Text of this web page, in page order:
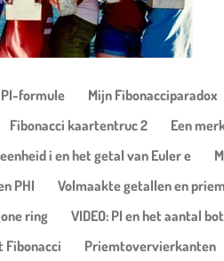
formule Mijn Fibonacciparadox
Fibonacci kaartentruc 2 Een
i en het getal van Euler e
PHI
Volmaakte getallen en
ring VIDEO: PI en het aantal
Fibonacci
Priemtovervierkanten